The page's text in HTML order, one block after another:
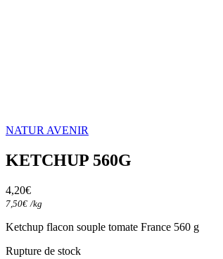
NATUR AVENIR
KETCHUP 560G
4,20€
7,50€ /kg
Ketchup flacon souple tomate France 560 g
Rupture de stock